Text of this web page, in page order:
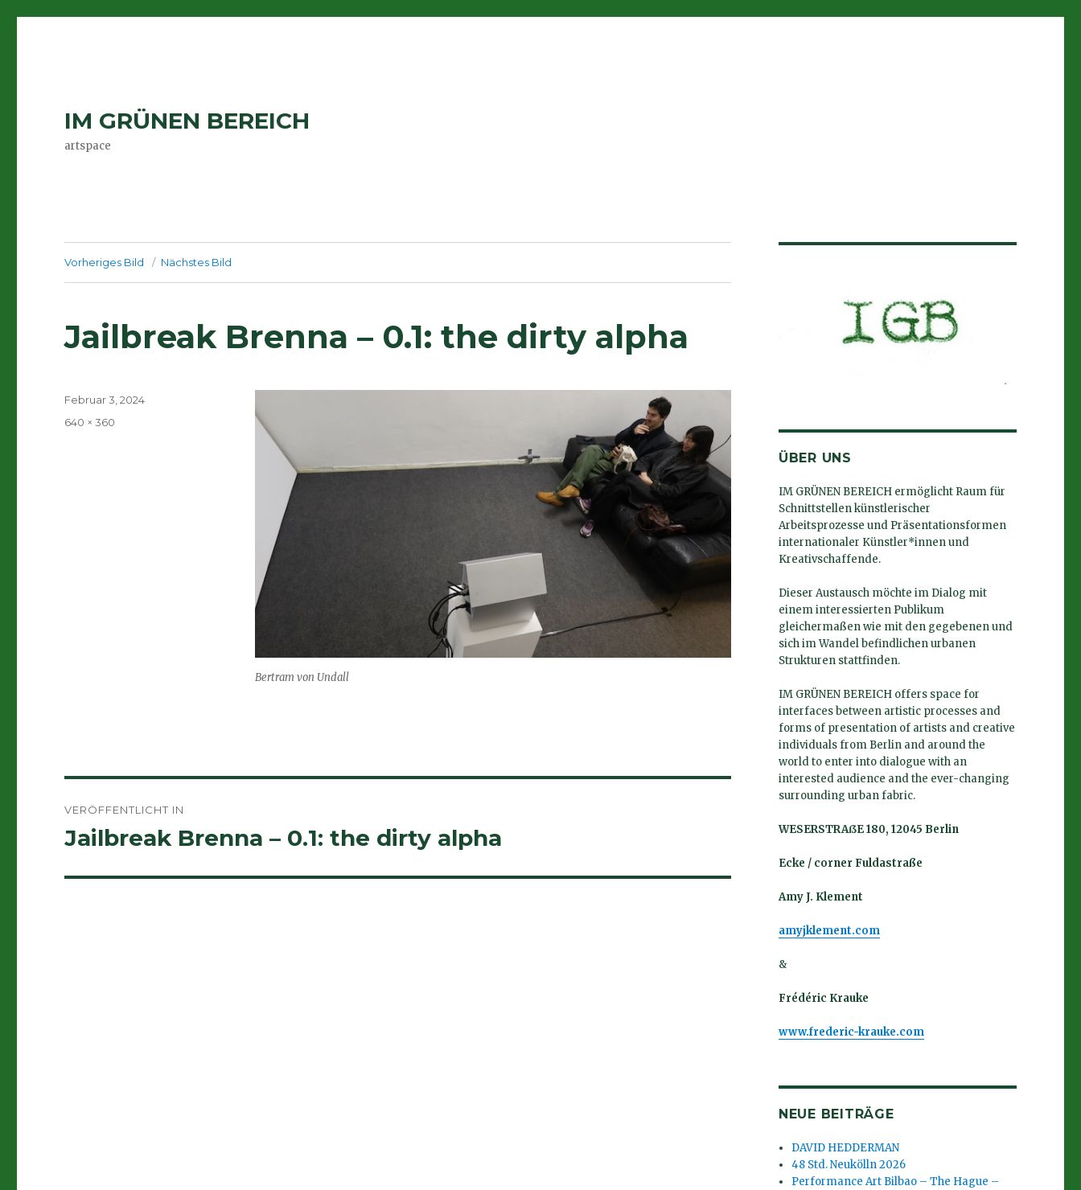
IM GRÜNEN BEREICH
artspace
Vorheriges Bild Nächstes Bild
Jailbreak Brenna – 0.1: the dirty alpha
Bertram von Undall
Veröffentlicht
Februar 3, 2024
Volle
640 × 360
VERÖFFENTLICHT IN
Jailbreak Brenna – 0.1: the dirty alpha
ÜBER UNS
IM GRÜNEN BEREICH ermöglicht Raum für
Schnittstellen künstlerischer
Arbeitsprozesse und Präsentationsformen
internationaler Künstler*innen und
Kreativschaffende.
Dieser Austausch möchte im Dialog mit
einem interessierten Publikum
gleichermaßen wie mit den gegebenen und
sich im Wandel befindlichen urbanen
Strukturen stattfinden.
IM GRÜNEN BEREICH offers space for
interfaces between artistic processes and
forms of presentation of artists and creative
individuals from Berlin and around the
world to enter into dialogue with an
interested audience and the ever-changing
surrounding urban fabric.
WESERSTRAßE 180, 12045 Berlin
Ecke / corner Fuldastraße
Amy J. Klement
amyjklement.com
&
Frédéric Krauke
www.frederic-krauke.com
NEUE BEITRÄGE
DAVID HEDDERMAN
48 Std. Neukölln 2026
Performance Art Bilbao – The Hague –